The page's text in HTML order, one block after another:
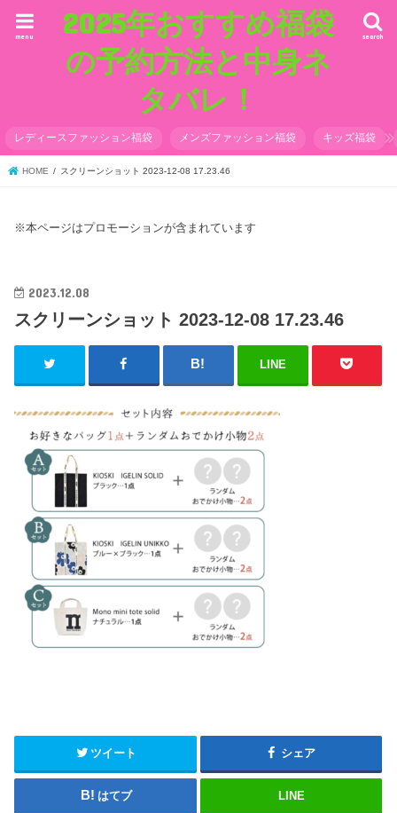
2025年おすすめ福袋
の予約方法と中身ネ
タバレ！
search
menu
レディースファッション福袋 メンズファッション福袋 キッズ福袋
HOME スクリーンショット 2023-12-08 17.23.46
※本ページはプロモーションが含まれています
2023.12.08
スクリーンショット 2023-12-08 17.23.46
LINE
ツイート シェア
はてブ LINE